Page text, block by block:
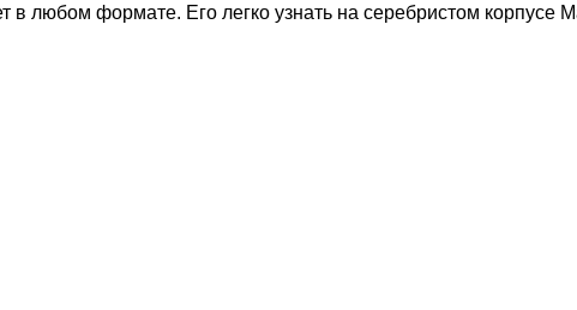
в любом формате. Его легко узнать на серебристом корпусе